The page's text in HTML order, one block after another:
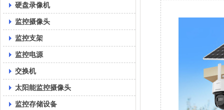
硬盘录像机
监控摄像头
监控支架
监控电源
交换机
太阳能监控摄像头
监控存储设备